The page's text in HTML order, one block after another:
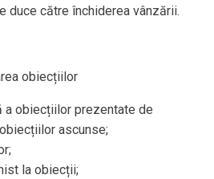
duce către închiderea vânzării.
obiecțiilor
a obiecțiilor prezentate de
ascunse;
la obiecții;